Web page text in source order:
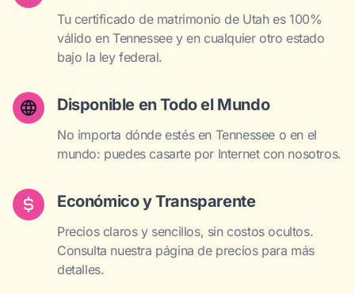
Tu certificado de matrimonio de Utah es 100%
válido en Tennessee y en cualquier otro estado
bajo la ley federal.
Disponible en Todo el Mundo
No importa dónde estés en Tennessee o en el
mundo: puedes casarte por Internet con nosotros.
Económico y Transparente
Precios claros y sencillos, sin costos ocultos.
Consulta nuestra página de precios para más
detalles.